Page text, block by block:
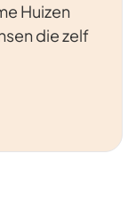
Huizen
die zelf